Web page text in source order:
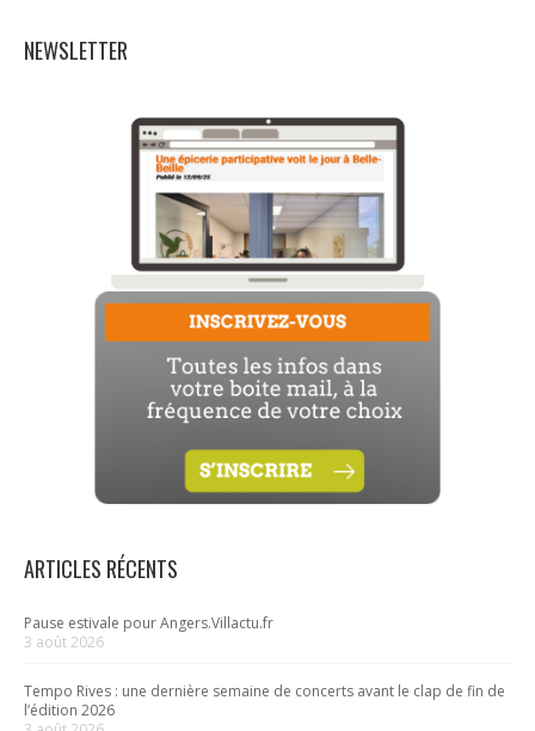
NEWSLETTER
ARTICLES RÉCENTS
Pause estivale pour Angers.Villactu.fr
3 août 2026
Tempo Rives : une dernière semaine de concerts avant le clap de fin de
l’édition 2026